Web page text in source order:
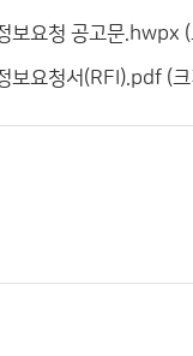
정보요청 공고문
정보요청서(RFI).pdf